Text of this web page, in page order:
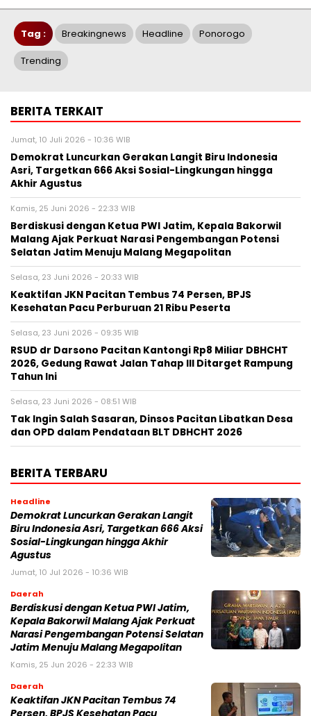
Tag : Breakingnews Headline Ponorogo
Trending
BERITA TERKAIT
Jumat, 10 Juli 2026 - 10:36 WIB
Demokrat Luncurkan Gerakan Langit Biru Indonesia
Asri, Targetkan 666 Aksi Sosial-Lingkungan hingga
Akhir Agustus
Kamis, 25 Juni 2026 - 22:33 WIB
Berdiskusi dengan Ketua PWI Jatim, Kepala Bakorwil
Malang Ajak Perkuat Narasi Pengembangan Potensi
Selatan Jatim Menuju Malang Megapolitan
Selasa, 23 Juni 2026 - 20:33 WIB
Keaktifan JKN Pacitan Tembus 74 Persen, BPJS
Kesehatan Pacu Perburuan 21 Ribu Peserta
Selasa, 23 Juni 2026 - 09:35 WIB
RSUD dr Darsono Pacitan Kantongi Rp8 Miliar DBHCHT
2026, Gedung Rawat Jalan Tahap III Ditarget Rampung
Tahun Ini
Selasa, 23 Juni 2026 - 08:51 WIB
Tak Ingin Salah Sasaran, Dinsos Pacitan Libatkan Desa
dan OPD dalam Pendataan BLT DBHCHT 2026
BERITA TERBARU
Headline
Demokrat Luncurkan Gerakan Langit
Biru Indonesia Asri, Targetkan 666 Aksi
Sosial-Lingkungan hingga Akhir
Agustus
Jumat, 10 Jul 2026 - 10:36 WIB
Daerah
Berdiskusi dengan Ketua PWI Jatim,
Kepala Bakorwil Malang Ajak Perkuat
Narasi Pengembangan Potensi Selatan
Jatim Menuju Malang Megapolitan
Kamis, 25 Jun 2026 - 22:33 WIB
Daerah
Keaktifan JKN Pacitan Tembus 74